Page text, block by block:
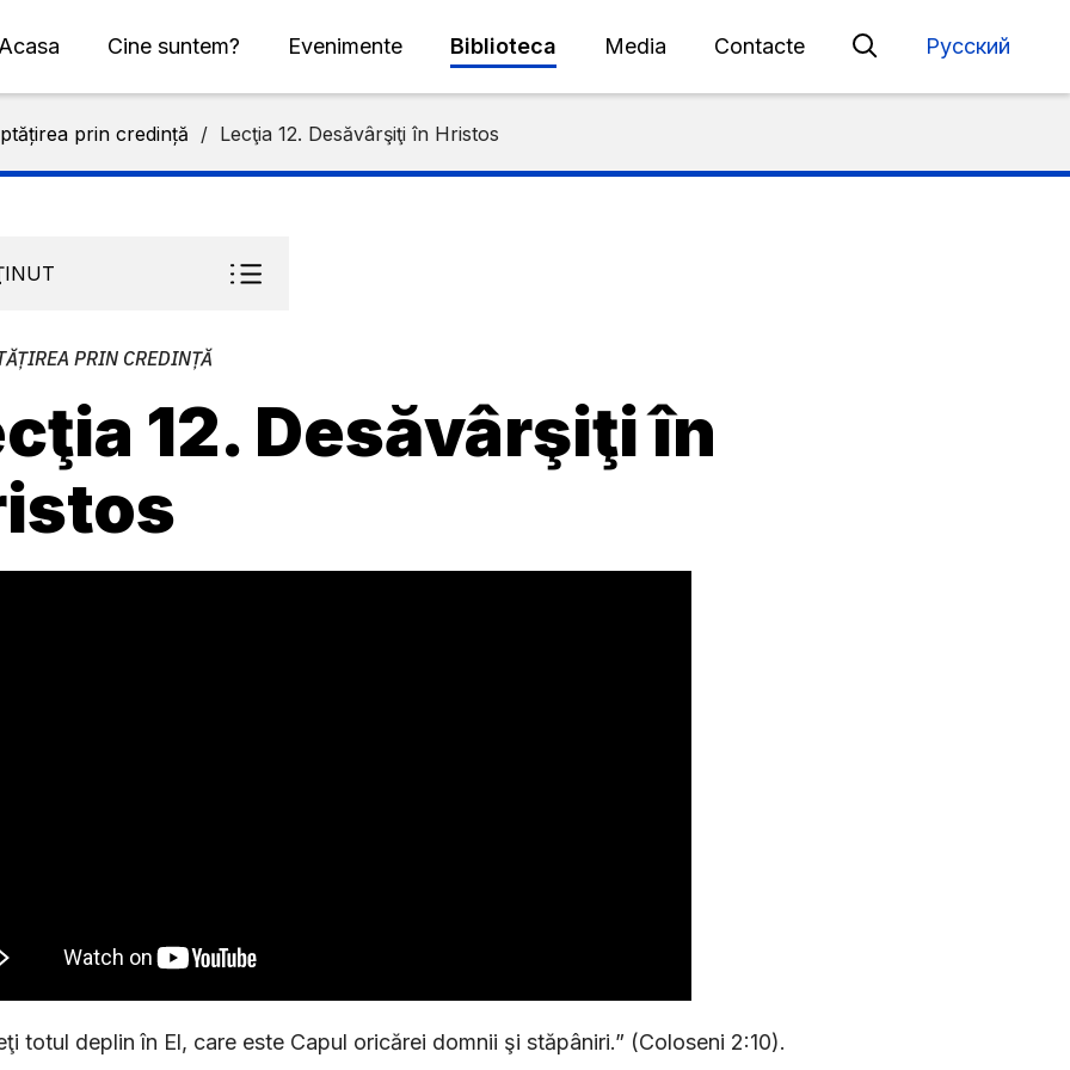
Acasa Cine suntem? Evenimente Biblioteca Media Contacte Русский
prin credință / Lecţia 12. Desăvârşiţi în Hristos
PRIN CREDINȚĂ
12. Desăvârşiţi în
totul deplin în El, care este Capul oricărei domnii şi stăpâniri.” (Coloseni 2:10).